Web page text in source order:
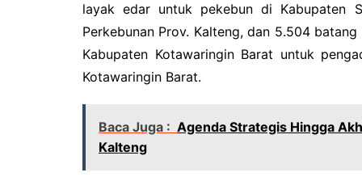
layak edar untuk pekebun di Kabupaten
Perkebunan Prov. Kalteng, dan 5.504
Kabupaten Kotawaringin Barat untuk
Kotawaringin Barat.
Baca Juga : Agenda Strategis Hingga
Kalteng